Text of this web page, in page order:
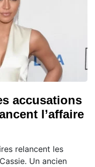
accusations
l’affaire
relancent les
Un ancien